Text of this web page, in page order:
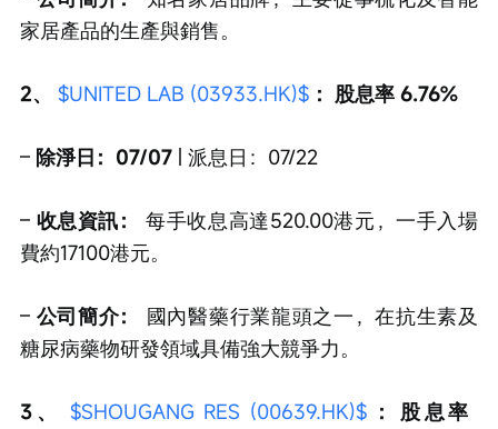
家居產品的生產與銷售。
2、 $UNITED LAB (03933.HK)$ ：股息率 6.76%
– 除淨日：07/07 | 派息日：07/22
– 收息資訊：
每手收息高達520.00港元，一手入場
費約17100港元。
– 公司簡介：
國內醫藥行業龍頭之一，在抗生素及
糖尿病藥物研發領域具備強大競爭力。
3、 $SHOUGANG RES (00639.HK)$ ：股息率